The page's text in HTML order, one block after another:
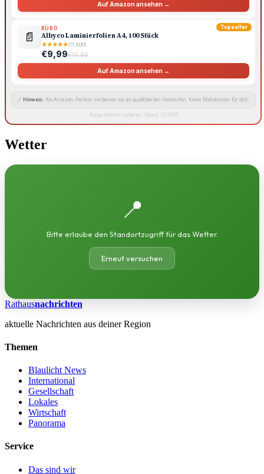
Auf Amazon ansehen →
Topseller
📄
BÜRO
Albyco Laminierfolien A4, 100 Stück
★★★★★(11.800)
€9,99€14,99
Auf Amazon ansehen →
🔗 Hinweis: Als Amazon-Partner verdienen wir an qualifizierten Verkäufen. Keine Mehrkosten für dich.
Preise können variieren · Stand: 7.8.2026
Wetter
📍
Bitte erlaube den Standortzugriff für das Wetter.
Erneut versuchen
Rathausnachrichten
aktuelle Nachrichten aus deiner Region
Themen
Blaulicht News
International
Gesellschaft
Lokales
Wirtschaft
Panorama
Service
Das sind wir